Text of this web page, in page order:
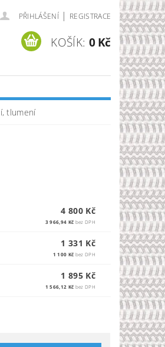
PŘIHLÁŠENÍ | REGISTRACE
KOŠÍK: 0 Kč
tlumení
4 800 Kč
3 966,94 Kč bez DPH
1 331 Kč
1 100 Kč bez DPH
1 895 Kč
1 566,12 Kč bez DPH